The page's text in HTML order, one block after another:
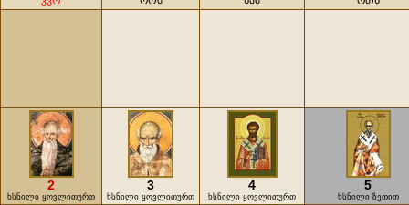
2
ხსნილი ყოვლითურთ
3
ხსნილი ყოვლითურთ
4
ხსნილი ყოვლითურთ
5
ხსნილი ზეთით